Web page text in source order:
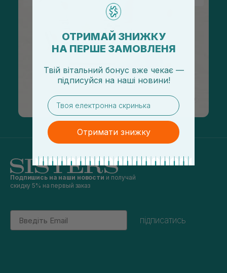
Подпишись на наши новости и получай
скидку 5% на первый заказ
Email
підписатись
ОТРИМАЙ ЗНИЖКУ
НА ПЕРШЕ ЗАМОВЛЕНЯ
Твій вітальний бонус вже чекає —
підписуйся на наші новини!
email
Отримати знижку